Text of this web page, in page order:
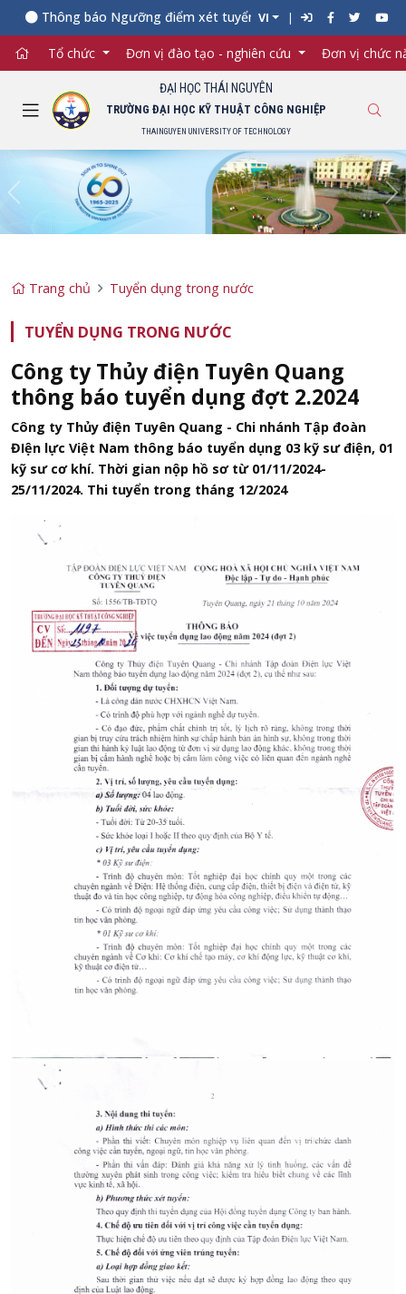
Thông báo Ngưỡng điểm xét tuyển đối với từng ngành đào
VI
Tổ chức Đơn vị đào tạo - nghiên cứu Đơn vị chức
ĐẠI HỌC THÁI NGUYÊN
TRƯỜNG ĐẠI HỌC KỸ THUẬT CÔNG NGHIỆP
THAINGUYEN UNIVERSITY OF TECHNOLOGY
Previous
Trang chủ Tuyển dụng trong nước
TUYỂN DỤNG TRONG NƯỚC
Công ty Thủy điện Tuyên Quang
thông báo tuyển dụng đợt 2.2024
Công ty Thủy điện Tuyên Quang - Chi nhánh Tập đoàn
ĐIện lực Việt Nam thông báo tuyển dụng 03 kỹ sư điện, 01
kỹ sư cơ khí. Thời gian nộp hồ sơ từ 01/11/2024-
25/11/2024. Thi tuyển trong tháng 12/2024